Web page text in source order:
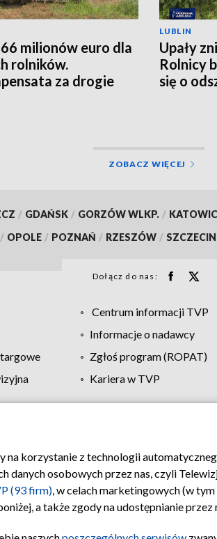
milionów euro dla
rolników.
za drogie
LUBLIN
Upały
Rolnicy
się o
ZOBACZ WIĘCEJ
/ GDAŃSK / GORZÓW WLKP. /
/ OPOLE / POZNAŃ / RZESZÓW / SZCZECIN
Dołącz do nas:
Centrum informacji TVP
Informacje o nadawcy
Zgłoś program (ROPAT)
Kariera w TVP
prywatności Moje zgody
korzystanie z technologii
osobowych przez nas, czyli
(93 firm), w celach marketingowych (w
a także zgody na udostępnianie